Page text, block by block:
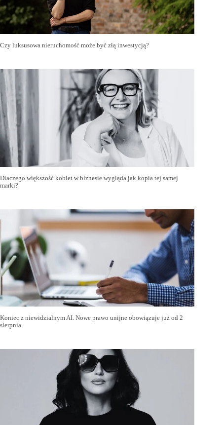
Czy luksusowa nieruchomość może być złą inwestycją?
Dlaczego większość kobiet w biznesie wygląda jak kopia tej samej
marki?
Koniec z niewidzialnym AI. Nowe prawo unijne obowiązuje już od 2
sierpnia.